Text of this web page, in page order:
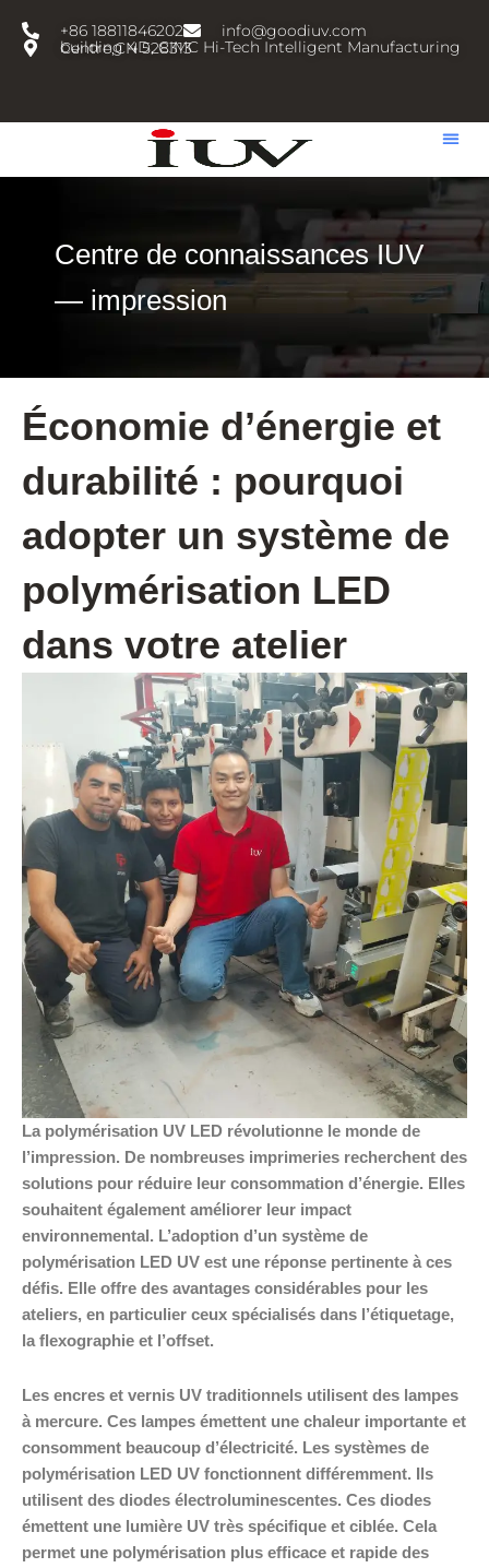
+86 18811846202
info@goodiuv.com
building 4D, CIMC Hi-Tech Intelligent Manufacturing Centre,CN 528313
Centre de connaissances IUV
— impression
Économie d’énergie et
durabilité : pourquoi
adopter un système de
polymérisation LED
dans votre atelier
La polymérisation UV LED révolutionne le monde de
l’impression. De nombreuses imprimeries recherchent des
solutions pour réduire leur consommation d’énergie. Elles
souhaitent également améliorer leur impact
environnemental. L’adoption d’un système de
polymérisation LED UV est une réponse pertinente à ces
défis. Elle offre des avantages considérables pour les
ateliers, en particulier ceux spécialisés dans l’étiquetage,
la flexographie et l’offset.
Les encres et vernis UV traditionnels utilisent des lampes
à mercure. Ces lampes émettent une chaleur importante et
consomment beaucoup d’électricité. Les systèmes de
polymérisation LED UV fonctionnent différemment. Ils
utilisent des diodes électroluminescentes. Ces diodes
émettent une lumière UV très spécifique et ciblée. Cela
permet une polymérisation plus efficace et rapide des